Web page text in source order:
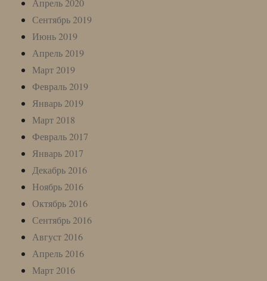
Апрель 2020
Сентябрь 2019
Июнь 2019
Апрель 2019
Март 2019
Февраль 2019
Январь 2019
Март 2018
Февраль 2017
Январь 2017
Декабрь 2016
Ноябрь 2016
Октябрь 2016
Сентябрь 2016
Август 2016
Апрель 2016
Март 2016